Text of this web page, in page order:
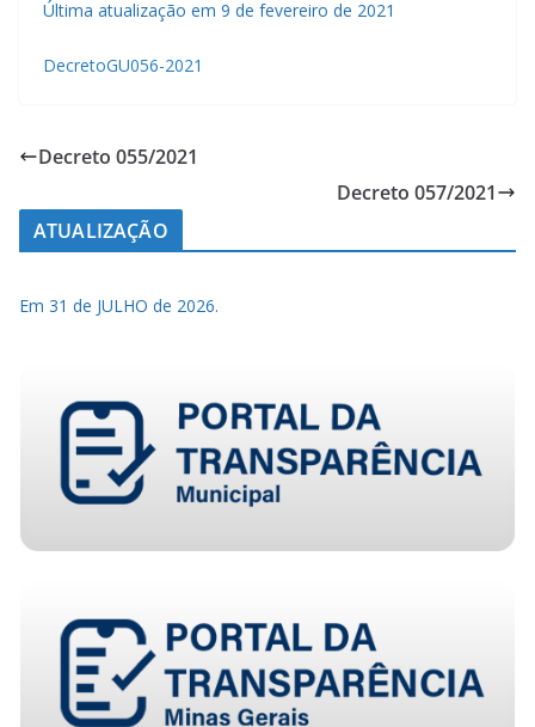
Última atualização em 9 de fevereiro de 2021
DecretoGU056-2021
Decreto 055/2021
Decreto 057/2021
ATUALIZAÇÃO
Em 31 de JULHO de 2026.